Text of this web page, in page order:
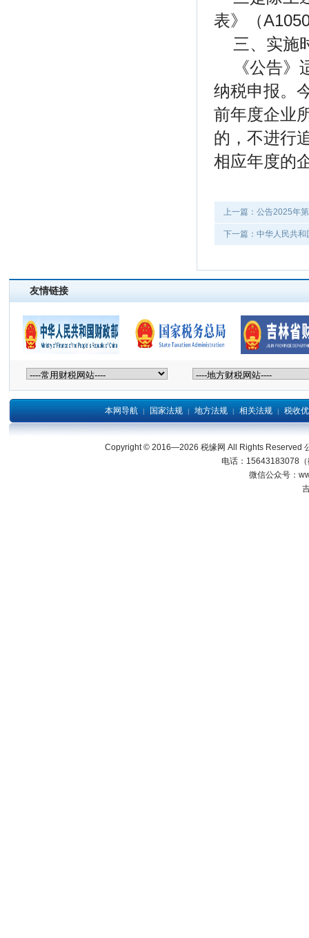
表》（
三、实施
《公告
纳税申报。
前年度企业
的，不进行
相应年度的
上一篇：公告2025年
下一篇：中华人民共和
友情链接
本网导航 | 国家法规 | 地方法规 | 相关法规 | 税收
Copyright © 2016—2026 税缘网 All Rights Reserved
电话：15643183078
微信公众号：